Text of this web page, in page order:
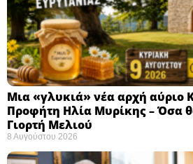
Μια «γλυκιά» νέα αρχή αύριο
Προφήτη Ηλία Μυρίκης – Όσα
Γιορτή Μελιού
8 Αυγούστου 2026